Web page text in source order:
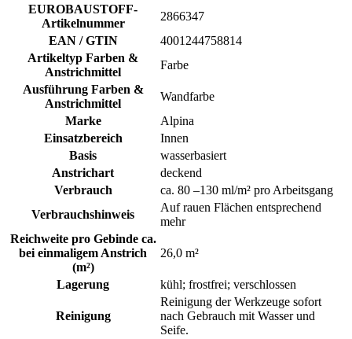
EUROBAUSTOFF-
Artikelnummer
2866347
EAN / GTIN
4001244758814
Artikeltyp Farben &
Anstrichmittel
Farbe
Ausführung Farben &
Anstrichmittel
Wandfarbe
Marke
Alpina
Einsatzbereich
Innen
Basis
wasserbasiert
Anstrichart
deckend
Verbrauch
ca. 80 –130 ml/m² pro Arbeitsgang
Verbrauchshinweis
Auf rauen Flächen entsprechend
mehr
Reichweite pro Gebinde ca.
bei einmaligem Anstrich
(m²)
26,0 m²
Lagerung kühl; frostfrei; verschlossen
Reinigung
Reinigung der Werkzeuge sofort
nach Gebrauch mit Wasser und
Seife.